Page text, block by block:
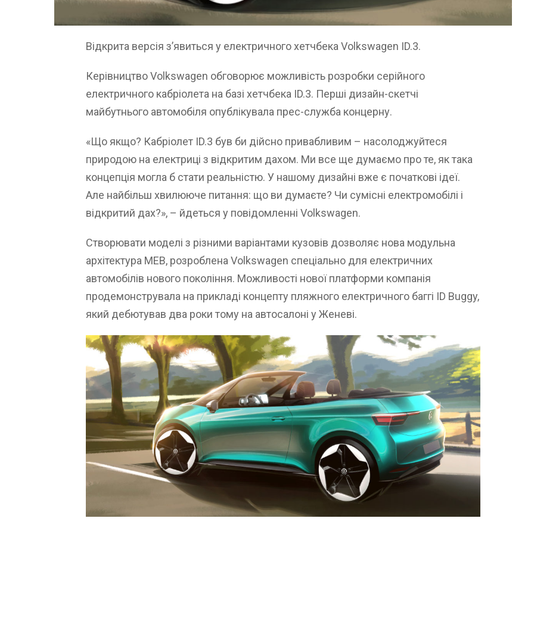
Відкрита версія з’явиться у електричного хетчбека Volkswagen ID.3.
Керівництво Volkswagen обговорює можливість розробки серійного
електричного кабріолета на базі хетчбека ID.3. Перші дизайн-скетчі
майбутнього автомобіля опублікувала прес-служба концерну.
«Що якщо? Кабріолет ID.3 був би дійсно привабливим – насолоджуйтеся
природою на електриці з відкритим дахом. Ми все ще думаємо про те, як така
концепція могла б стати реальністю. У нашому дизайні вже є початкові ідеї.
Але найбільш хвилююче питання: що ви думаєте? Чи сумісні електромобілі і
відкритий дах?», – йдеться у повідомленні Volkswagen.
Створювати моделі з різними варіантами кузовів дозволяє нова модульна
архітектура MEB, розроблена Volkswagen спеціально для електричних
автомобілів нового покоління. Можливості нової платформи компанія
продемонструвала на прикладі концепту пляжного електричного баггі ID Buggy,
який дебютував два роки тому на автосалоні у Женеві.